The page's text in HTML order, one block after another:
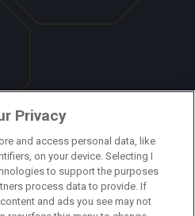
Privacy
and access personal data, like
on your device. Selecting I
to support the purposes
process data to provide. If
and ads you see may not